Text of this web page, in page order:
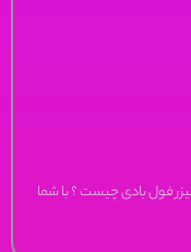
فول بادی چیست ؟ با شما